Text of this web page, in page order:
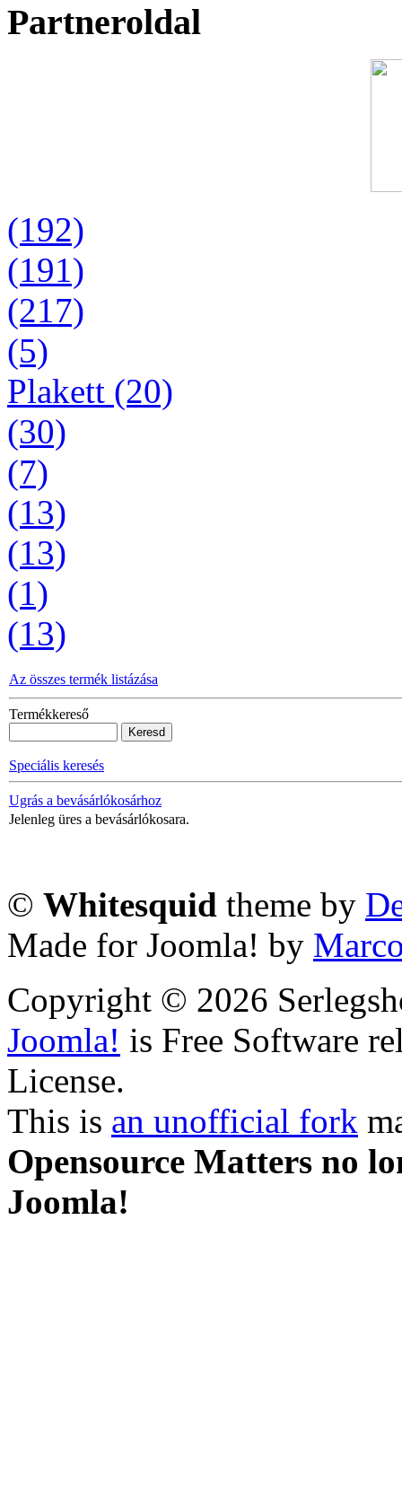
Partneroldal
(192)
(191)
(217)
(5)
Plakett (20)
(30)
(7)
(13)
(13)
(1)
(13)
Az összes termék listázása
Termékkereső
Speciális keresés
Ugrás a bevásárlókosárhoz
Jelenleg üres a bevásárlókosara.
© Whitesquid theme by
Made for Joomla! by
Copyright © 2026
Joomla! is Free Software
License.
This is an unofficial fork
Opensource Matters no
Joomla!